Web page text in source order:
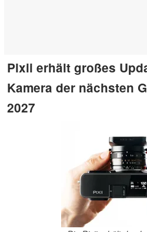
Pixii erhält großes
Kamera der nächsten
2027